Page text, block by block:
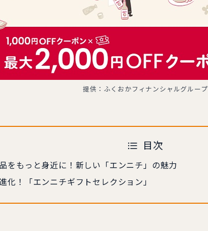
提供：ふくおかフィナンシャルグループ
目次
をもっと身近に！新しい「エンニチ」の魅力
化！「エンニチギフトセレクション」